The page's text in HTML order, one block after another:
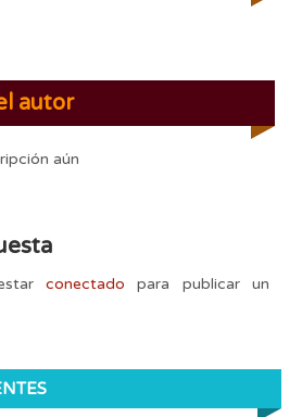
autor
aún
conectado para publicar un